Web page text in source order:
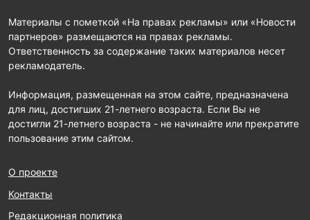
Материалы с пометкой «На правах рекламы» или «Новости
партнеров» размещаются на правах рекламы.
Ответственность за содержание таких материалов несет
рекламодатель.
Информация, размещенная на этом сайте, предназначена
для лиц, достигших 21-летнего возраста. Если Вы не
достигли 21-летнего возраста - не начинайте или прекратите
пользование этим сайтом.
О проекте
Контакты
Редакционная политика